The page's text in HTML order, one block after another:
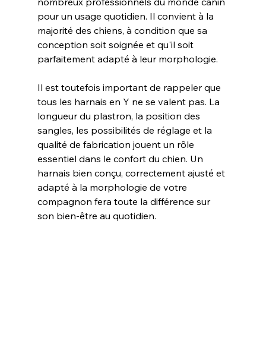
pour un usage quotidien. Il convient à la
majorité des chiens, à condition que sa
conception soit soignée et qu'il soit
parfaitement adapté à leur morphologie.
Il est toutefois important de rappeler que
tous les harnais en Y ne se valent pas. La
longueur du plastron, la position des
sangles, les possibilités de réglage et la
qualité de fabrication jouent un rôle
essentiel dans le confort du chien. Un
harnais bien conçu, correctement ajusté et
adapté à la morphologie de votre
compagnon fera toute la différence sur
son bien-être au quotidien.